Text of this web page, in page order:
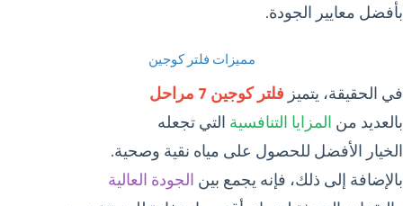
بأفضل معايير الجودة.
مميزات فلتر كوجين
في الحقيقة، يتميزفلتر كوجين 7 مراحل
بالعديد منالمزايا التنافسيةالتي تجعله
الخيار الأفضل للحصول على مياه نقية وصحية.
بالإضافة إلى ذلك، فإنه يجمع بينالجودة العالية